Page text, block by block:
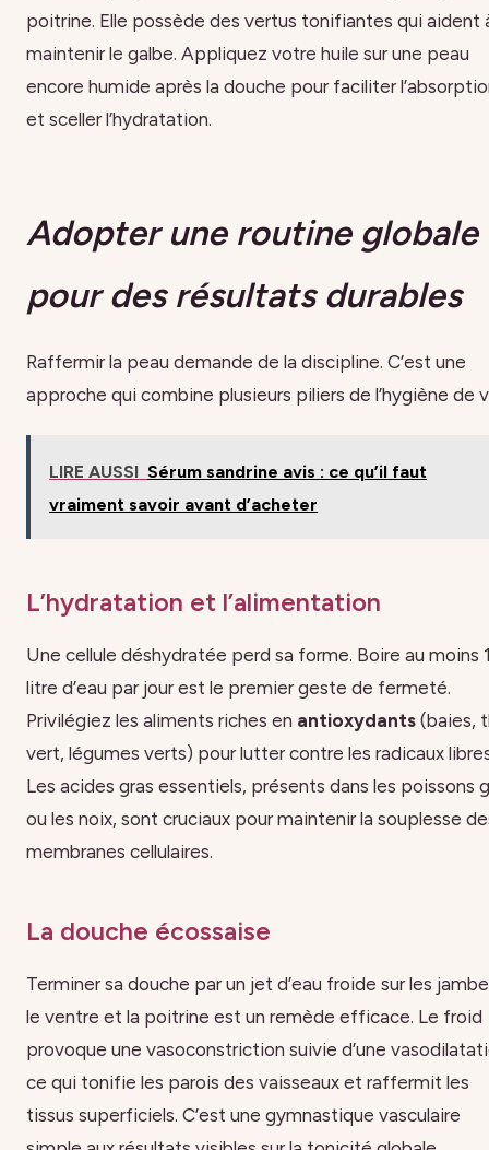
poitrine. Elle possède des vertus tonifiantes qui aident
maintenir le galbe. Appliquez votre huile sur une peau
encore humide après la douche pour faciliter
et sceller l’hydratation.
Adopter une routine globale
pour des résultats durables
Raffermir la peau demande de la discipline. C’est une
approche qui combine plusieurs piliers de l’hygiène de
LIRE AUSSI Sérum sandrine avis : ce qu’il faut
vraiment savoir avant d’acheter
L’hydratation et l’alimentation
Une cellule déshydratée perd sa forme. Boire au moins
litre d’eau par jour est le premier geste de fermeté.
Privilégiez les aliments riches en antioxydants (baies,
vert, légumes verts) pour lutter contre les radicaux
Les acides gras essentiels, présents dans les poissons
ou les noix, sont cruciaux pour maintenir la souplesse
membranes cellulaires.
La douche écossaise
Terminer sa douche par un jet d’eau froide sur les
le ventre et la poitrine est un remède efficace. Le froid
provoque une vasoconstriction suivie d’une
ce qui tonifie les parois des vaisseaux et raffermit les
tissus superficiels. C’est une gymnastique vasculaire